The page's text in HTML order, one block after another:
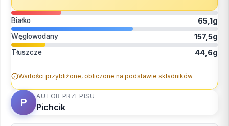
Białko 65,1g
Węglowodany 157,5g
Tłuszcze 44,6g
Wartości przybliżone, obliczone na podstawie składników
P
AUTOR PRZEPISU
Pichcik